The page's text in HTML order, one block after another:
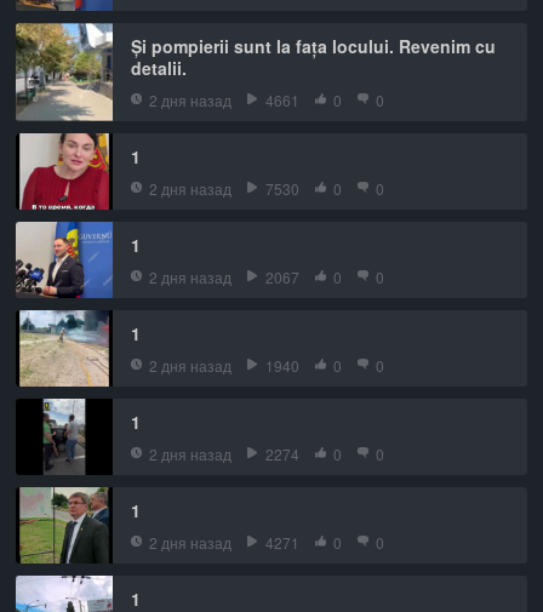
Și pompierii sunt la fața locului. Revenim cu
detalii.
2 дня назад 4661 0 0
1
2 дня назад 7530 0 0
1
2 дня назад 2067 0 0
1
2 дня назад 1940 0 0
1
2 дня назад 2274 0 0
1
2 дня назад 4271 0 0
1